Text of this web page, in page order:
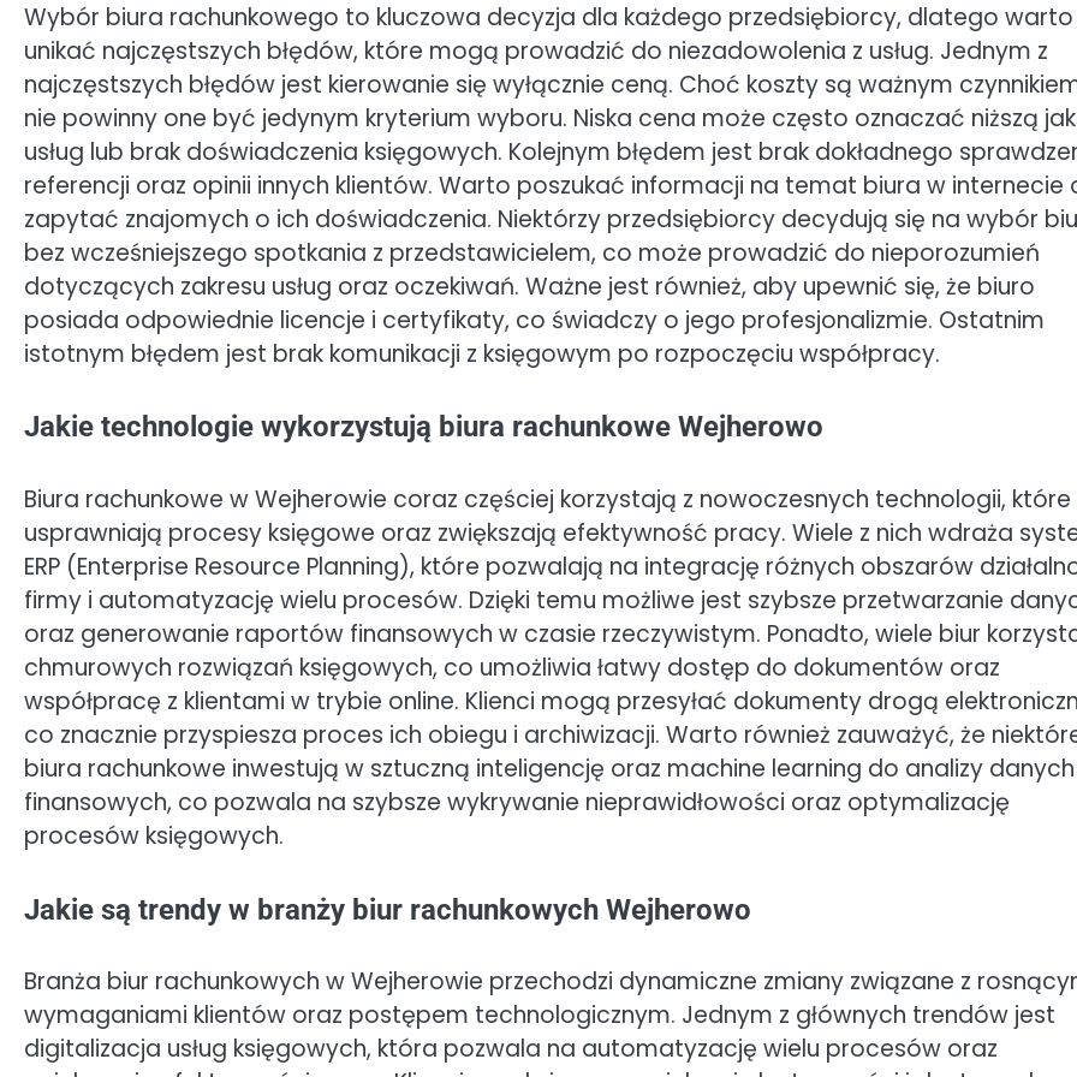
Wybór biura rachunkowego to kluczowa decyzja dla każdego przedsiębiorcy, dlatego warto
unikać najczęstszych błędów, które mogą prowadzić do niezadowolenia z usług. Jednym z
najczęstszych błędów jest kierowanie się wyłącznie ceną. Choć koszty są ważnym
nie powinny one być jedynym kryterium wyboru. Niska cena może często oznaczać niższą
usług lub brak doświadczenia księgowych. Kolejnym błędem jest brak dokładnego
referencji oraz opinii innych klientów. Warto poszukać informacji na temat biura w internecie
zapytać znajomych o ich doświadczenia. Niektórzy przedsiębiorcy decydują się na wybór
bez wcześniejszego spotkania z przedstawicielem, co może prowadzić do nieporozumień
dotyczących zakresu usług oraz oczekiwań. Ważne jest również, aby upewnić się, że biuro
posiada odpowiednie licencje i certyfikaty, co świadczy o jego profesjonalizmie. Ostatnim
istotnym błędem jest brak komunikacji z księgowym po rozpoczęciu współpracy.
Jakie technologie wykorzystują biura rachunkowe Wejherowo
Biura rachunkowe w Wejherowie coraz częściej korzystają z nowoczesnych technologii, które
usprawniają procesy księgowe oraz zwiększają efektywność pracy. Wiele z nich wdraża
ERP (Enterprise Resource Planning), które pozwalają na integrację różnych obszarów
firmy i automatyzację wielu procesów. Dzięki temu możliwe jest szybsze przetwarzanie
oraz generowanie raportów finansowych w czasie rzeczywistym. Ponadto, wiele biur
chmurowych rozwiązań księgowych, co umożliwia łatwy dostęp do dokumentów oraz
współpracę z klientami w trybie online. Klienci mogą przesyłać dokumenty drogą
co znacznie przyspiesza proces ich obiegu i archiwizacji. Warto również zauważyć, że
biura rachunkowe inwestują w sztuczną inteligencję oraz machine learning do analizy danych
finansowych, co pozwala na szybsze wykrywanie nieprawidłowości oraz optymalizację
procesów księgowych.
Jakie są trendy w branży biur rachunkowych Wejherowo
Branża biur rachunkowych w Wejherowie przechodzi dynamiczne zmiany związane z
wymaganiami klientów oraz postępem technologicznym. Jednym z głównych trendów jest
digitalizacja usług księgowych, która pozwala na automatyzację wielu procesów oraz